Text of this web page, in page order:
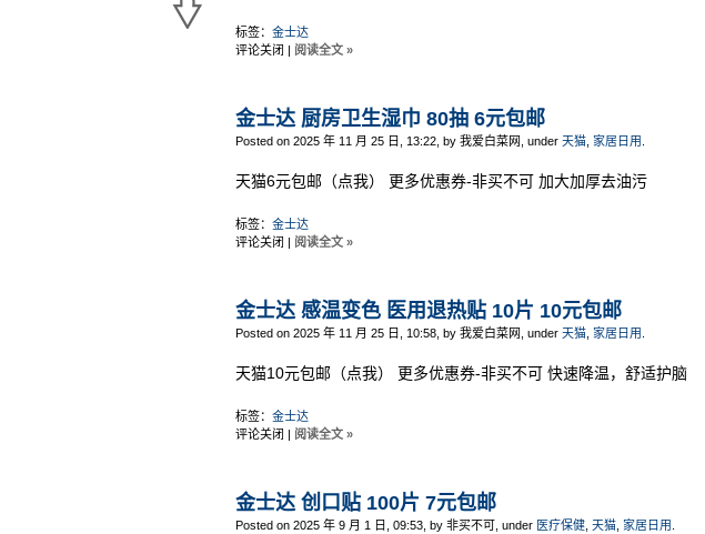
标签： 金士达
评论关闭 | 阅读全文 »
金士达 厨房卫生湿巾 80抽 6元包邮
Posted on 2025 年 11 月 25 日, 13:22, by 我爱白菜网, under 天猫 家居日用
天猫6元包邮（点我） 更多优惠券-非买不可 加大加厚去油污
标签： 金士达
评论关闭 | 阅读全文 »
金士达 感温变色 医用退热贴 10片 10元包邮
Posted on 2025 年 11 月 25 日, 10:58, by 我爱白菜网, under 天猫 家居日用
天猫10元包邮（点我） 更多优惠券-非买不可 快速降温，舒适护脑
标签： 金士达
评论关闭 | 阅读全文 »
金士达 创口贴 100片 7元包邮
Posted on 2025 年 9 月 1 日, 09:53, by 非买不可, under 医疗保健 天猫 家居日用